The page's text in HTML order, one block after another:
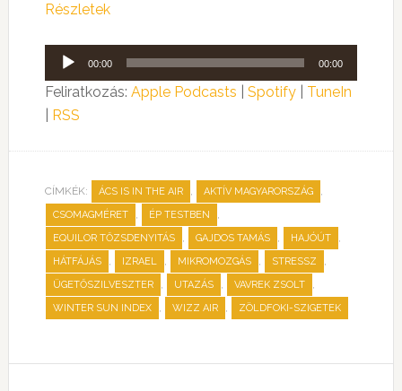
Részletek
Audió
lejátszó
00:00 00:00
Feliratkozás: Apple Podcasts Spotify| TuneIn
RSS
CÍMKÉK: ÁCS IS IN THE AIR , AKTÍV MAGYARORSZÁG ,
CSOMAGMÉRET , ÉP TESTBEN ,
EQUILOR TŐZSDENYITÁS , GAJDOS TAMÁS , HAJÓÚT ,
HÁTFÁJÁS , IZRAEL , MIKROMOZGÁS , STRESSZ ,
ÜGETŐSZILVESZTER , UTAZÁS , VAVREK ZSOLT ,
WINTER SUN INDEX , WIZZ AIR , ZÖLDFOKI-SZIGETEK